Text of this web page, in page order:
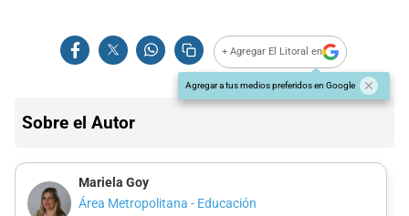
+ Agregar El Litoral en
Agregar a tus medios preferidos en Google
Sobre el Autor
Mariela Goy
Área Metropolitana - Educación